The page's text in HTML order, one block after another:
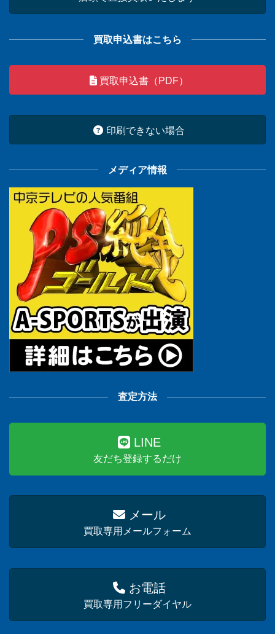
買取申込書はこちら
買取申込書（PDF）
印刷できない場合
メディア情報
査定方法
LINE
友だち登録するだけ
メール
買取専用メールフォーム
お電話
買取専用フリーダイヤル